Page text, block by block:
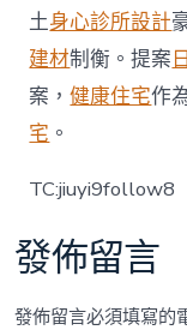
土身心診所設計
建材制衡。提案
案，健康住宅作
宅 。
TC:jiuyi9follow8
發佈留言
發佈留言必須填寫的